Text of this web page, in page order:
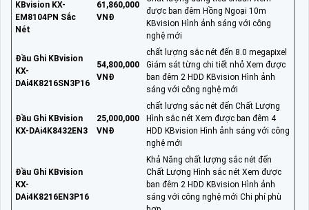
KBvision KX-
EM8104PN Sắc
Nét
61,860,000
VNĐ
được ban đêm Hồng Ngoại 10m
KBvision Hình ảnh sáng với công
nghệ mới
Đầu Ghi KBvision
KX-
DAi4K8216SN3P16
54,800,000
VNĐ
chất lượng sắc nét đến 8.0 megapixel
Giám sát từng chi tiết nhỏ Xem được
ban đêm 2 HDD KBvision Hình ảnh
sáng với công nghệ mới
Đầu Ghi KBvision
KX-DAi4K8432EN3
25,000,000
VNĐ
chất lượng sắc nét đến Chất Lượng
Hình sắc nét Xem được ban đêm 4
HDD KBvision Hình ảnh sáng với công
nghệ mới
Đầu Ghi KBvision
KX-
DAi4K8216EN3P16
Khả Năng chất lượng sắc nét đến
Chất Lượng Hình sắc nét Xem được
ban đêm 2 HDD KBvision Hình ảnh
sáng với công nghệ mới Chi phí phù